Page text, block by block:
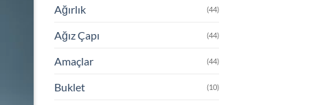
Ağırlık (44)
Ağız Çapı (44)
Amaçlar (44)
Buklet (10)